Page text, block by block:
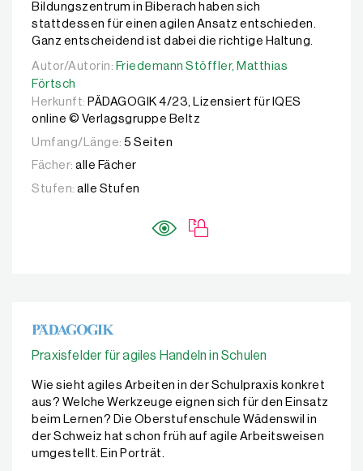
Bildungszentrum in Biberach haben sich
stattdessen für einen agilen Ansatz entschieden.
Ganz entscheidend ist dabei die richtige Haltung.
Autor/Autorin: Friedemann Stöffler, Matthias Förtsch
Autor/Autorin: Friedemann Stöffler, Matthias
Förtsch
Herkunft: PÄDAGOGIK 4/23, Lizensiert für IQES
online © Verlagsgruppe Beltz
Umfang/Länge: 5 Seiten
Fächer: alle Fächer
Stufen: alle Stufen
Praxisfelder für agiles Handeln in Schulen
Wie sieht agiles Arbeiten in der Schulpraxis konkret
aus? Welche Werkzeuge eignen sich für den Einsatz
beim Lernen? Die Oberstufenschule Wädenswil in
der Schweiz hat schon früh auf agile Arbeitsweisen
umgestellt. Ein Porträt.